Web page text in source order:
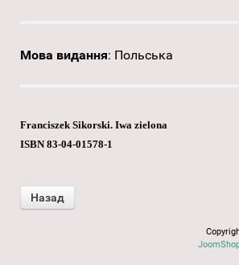
Мова видання: Польська
Franciszek Sikorski. Iwa zielona
ISBN 83-04-01578-1